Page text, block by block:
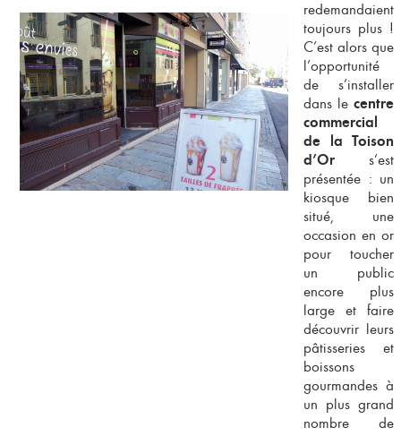
redemandaient
toujours plus !
C’est alors que
l’opportunité
de s’installer
dans le centre
commercial
de la Toison
d’Or s’est
présentée : un
kiosque bien
situé, une
occasion en or
pour toucher
un public
encore plus
large et faire
découvrir leurs
pâtisseries et
boissons
gourmandes à
un plus grand
nombre de